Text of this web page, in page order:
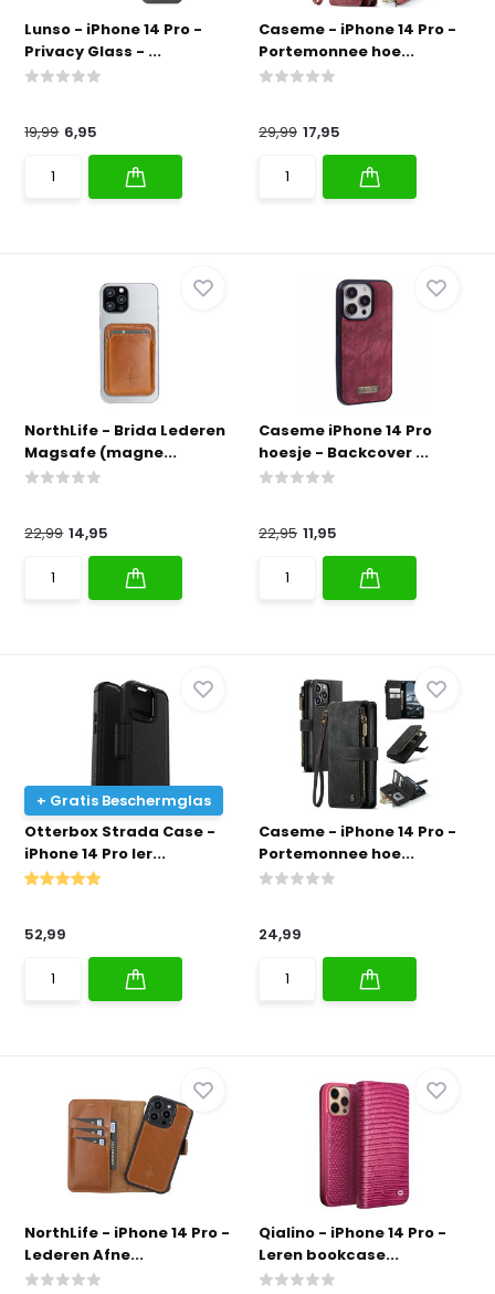
Lunso - iPhone 14 Pro -
Privacy Glass - ...
19,99 6,95
Caseme - iPhone 14 Pro -
Portemonnee hoe...
29,99 17,95
NorthLife - Brida Lederen
Magsafe (magne...
22,99 14,95
Caseme iPhone 14 Pro
hoesje - Backcover ...
22,95 11,95
+ Gratis Beschermglas
Otterbox Strada Case -
iPhone 14 Pro ler...
52,99
Caseme - iPhone 14 Pro -
Portemonnee hoe...
24,99
NorthLife - iPhone 14 Pro -
Lederen Afne...
Qialino - iPhone 14 Pro -
Leren bookcase...